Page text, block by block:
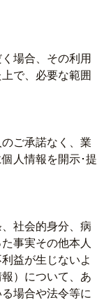
場合、その利用
で、必要な範囲
ご承諾なく、業
人情報を開示･提
社会的身分、病
事実その他本人
益が生じないよ
）について、あ
場合や法令等に